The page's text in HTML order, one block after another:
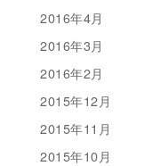
2016年4月
2016年3月
2016年2月
2015年12月
2015年11月
2015年10月